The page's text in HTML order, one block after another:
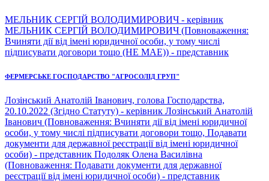
МЕЛЬНИК СЕРГІЙ ВОЛОДИМИРОВИЧ - керівник
МЕЛЬНИК СЕРГІЙ ВОЛОДИМИРОВИЧ (Повноваження:
Вчиняти дії від імені юридичної особи, у тому числі
підписувати договори тощо (НЕ МАЕ)) - представник
ФЕРМЕРСЬКЕ ГОСПОДАРСТВО "АГРОСОЛІД ГРУП"
Лозінський Анатолій Іванович, голова Господарства,
20.10.2022 (Згідно Статуту) - керівник Лозінський Анатолій
Іванович (Повноваження: Вчиняти дії від імені юридичної
особи, у тому числі підписувати договори тощо, Подавати
документи для державної реєстрації від імені юридичної
особи) - представник Подоляк Олена Василівна
(Повноваження: Подавати документи для державної
реєстрації від імені юридичної особи) - представник